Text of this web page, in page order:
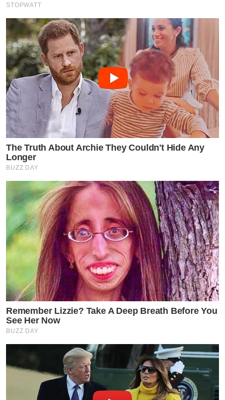
STOPWATT
The Truth About Archie They Couldn't Hide Any
Longer
BUZZ DAY
Remember Lizzie? Take A Deep Breath Before You
See Her Now
BUZZ DAY